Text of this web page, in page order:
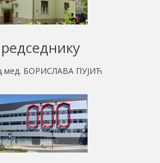
мед. БОРИСЛАВА ПУЈИЋ